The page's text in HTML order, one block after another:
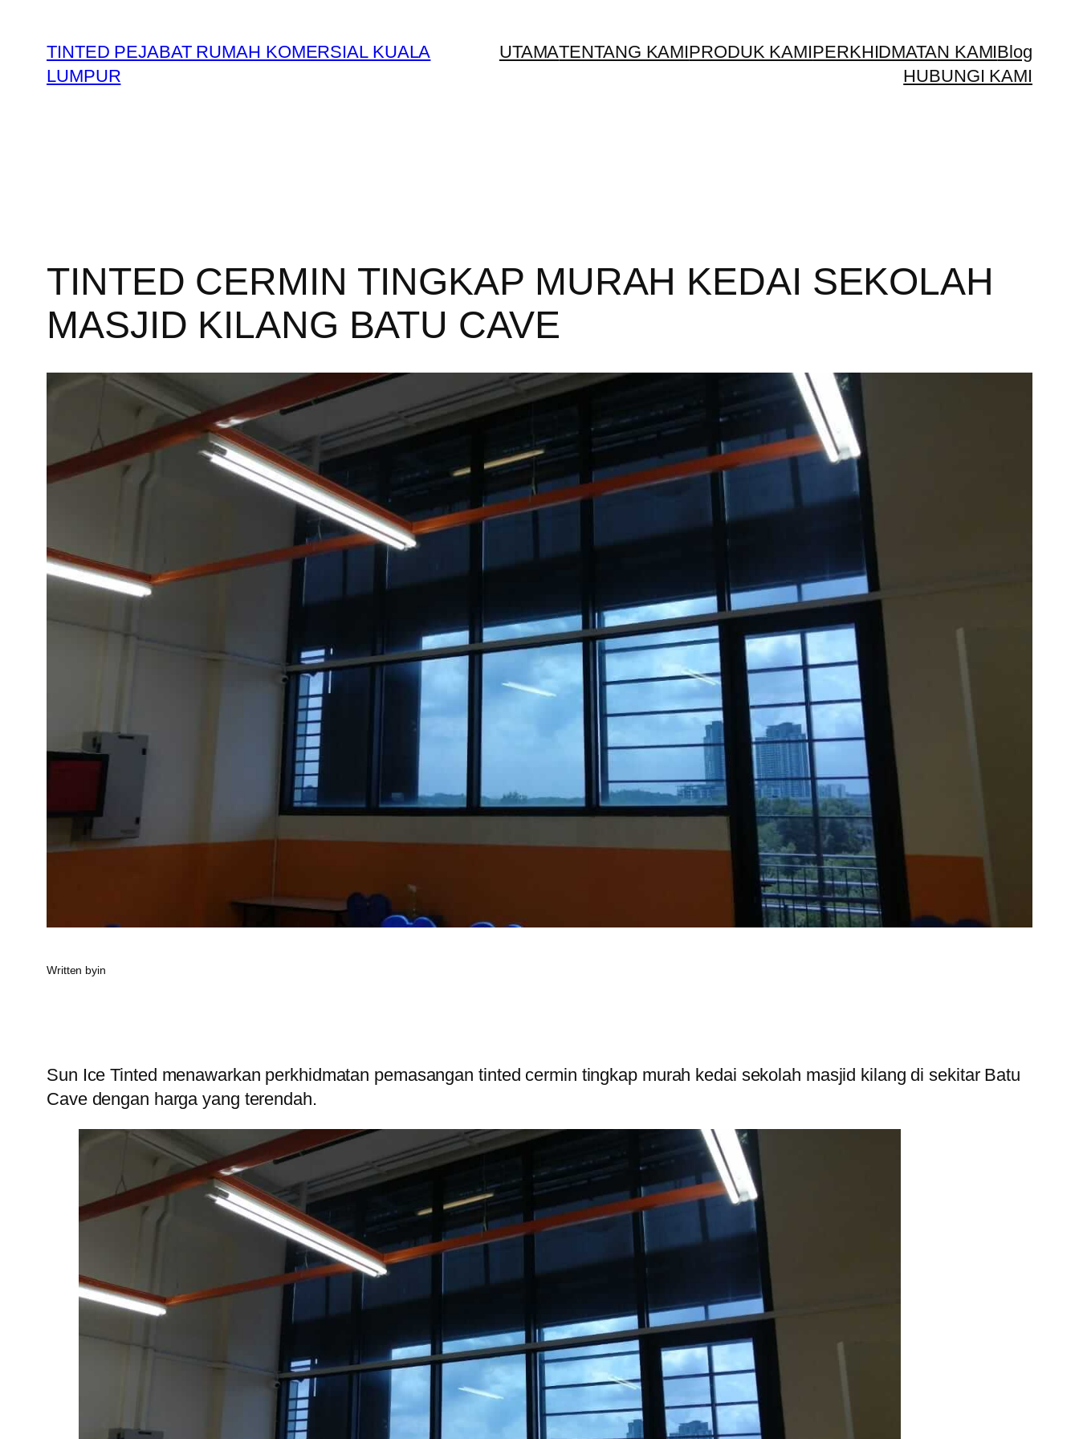
content
TINTED PEJABAT RUMAH KOMERSIAL KUALA
LUMPUR
UTAMATENTANG KAMIPRODUK KAMIPERKHIDMATAN KAMIBlog
HUBUNGI KAMI
TINTED CERMIN TINGKAP MURAH KEDAI SEKOLAH
MASJID KILANG BATU CAVE
Written byin
Sun Ice Tinted menawarkan perkhidmatan pemasangan tinted cermin tingkap murah kedai sekolah masjid kilang di sekitar Batu
Cave dengan harga yang terendah.